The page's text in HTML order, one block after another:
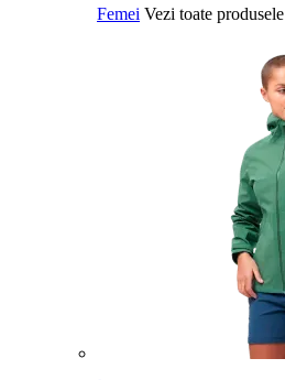
Femei Vezi toate produsele